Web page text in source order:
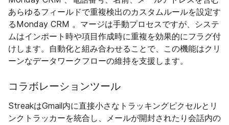
あらゆるフィールドで重複検出のカスタムルールを設定す
るMonday CRM 。マージは手動プロセスですが、システ
ムはインポート時や項目作成時に重複を効果的にフラグ付
けします。自動化と組み合わせることで、この機能はクリ
ーンなデータワークフローの維持を支援します。
コラボレーションツール
StreakはGmail内に直接小さなトラッキングピクセルとリ
ンクトラッカーを統合し、メールが開封されたり会話内の